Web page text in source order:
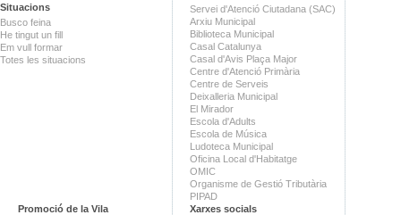
Situacions
Busco feina
He tingut un fill
Em vull formar
Totes les situacions
Servei d'Atenció Ciutadana (SAC)
Arxiu Municipal
Biblioteca Municipal
Casal Catalunya
Casal d'Avis Plaça Major
Centre d'Atenció Primària
Centre de Serveis
Deixalleria Municipal
El Mirador
Escola d'Adults
Escola de Música
Ludoteca Municipal
Oficina Local d'Habitatge
OMIC
Organisme de Gestió Tributària
PIPAD
Promoció de la Vila
Xarxes socials